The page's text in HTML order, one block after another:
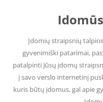
Įdomių straipsnių
gyvenimiški patarimai,
patalpinti Jūsų įdomų
į savo verslo internetinį
kuris būtų įdomus, gal apie